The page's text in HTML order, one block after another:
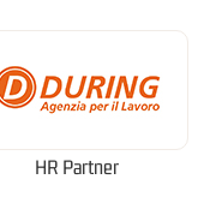
HR Partner